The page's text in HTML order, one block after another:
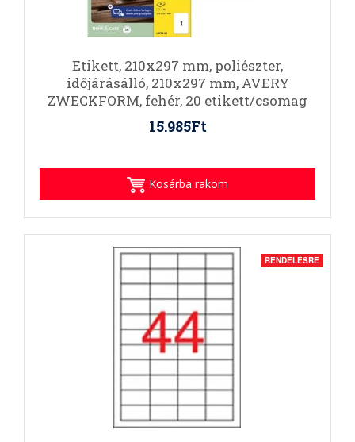
Etikett, 210x297 mm, poliészter,
időjárásálló, 210x297 mm, AVERY
ZWECKFORM, fehér, 20 etikett/csomag
15.985Ft
Kosárba rakom
RENDELÉSRE